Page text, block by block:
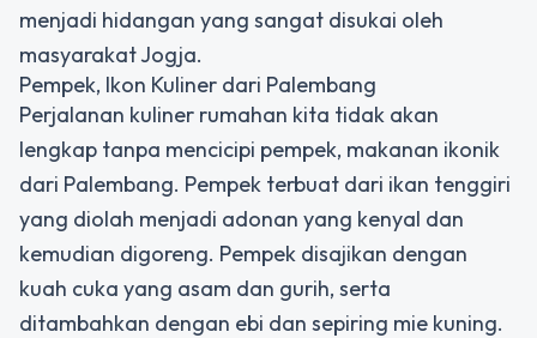
menjadi hidangan yang sangat disukai oleh
masyarakat Jogja.
Pempek, Ikon Kuliner dari Palembang
Perjalanan kuliner rumahan kita tidak akan
lengkap tanpa mencicipi pempek, makanan ikonik
dari Palembang. Pempek terbuat dari ikan tenggiri
yang diolah menjadi adonan yang kenyal dan
kemudian digoreng. Pempek disajikan dengan
kuah cuka yang asam dan gurih, serta
ditambahkan dengan ebi dan sepiring mie kuning.